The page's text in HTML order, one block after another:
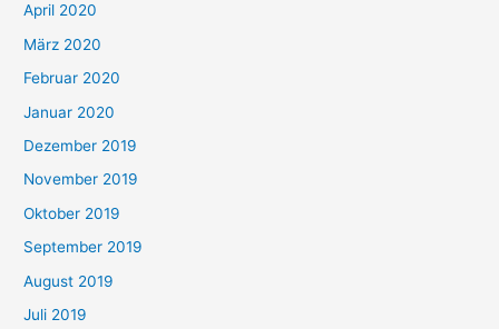
April 2020
März 2020
Februar 2020
Januar 2020
Dezember 2019
November 2019
Oktober 2019
September 2019
August 2019
Juli 2019